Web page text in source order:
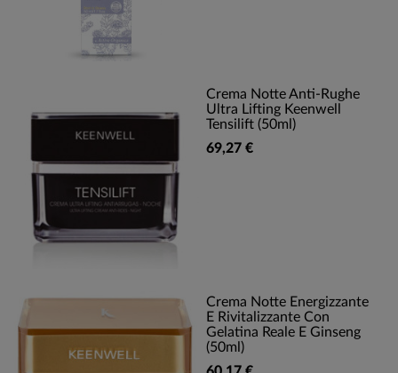
Crema Notte Anti-Rughe
Ultra Lifting Keenwell
Tensilift (50ml)
69,27 €
Crema Notte Energizzante
E Rivitalizzante Con
Gelatina Reale E Ginseng
(50ml)